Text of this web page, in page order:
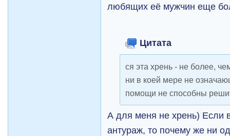
любящих её мужчин еще
Цитата
ся эта хрень - не более,
ни в коей мере не
помощи не способны
А для меня не хрень) Если
антураж, то почему же ни